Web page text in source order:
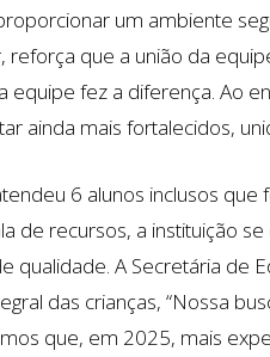
um ambiente
reforça que a união da
equipe fez a diferença. Ao
ainda mais fortalecidos,
6 alunos inclusos
de recursos, a instituição
qualidade. A Secretária de
das crianças, “Nossa
que, em 2025, mais